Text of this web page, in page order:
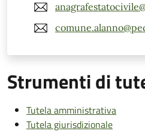
Strumenti di
Tutela amministrativa
Tutela giurisdizionale